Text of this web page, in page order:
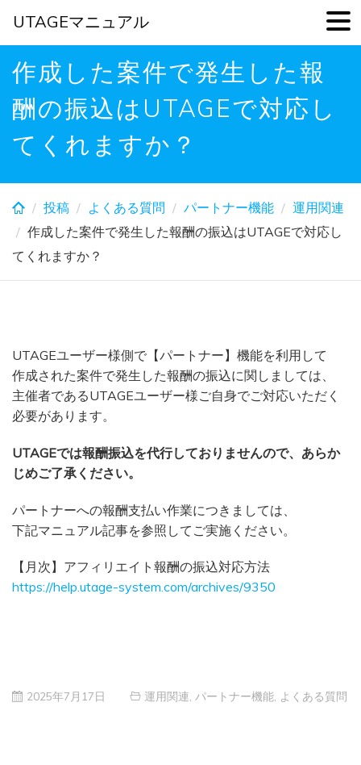
Skip
main
content
作成した案件で発生した報
酬の振込はUTAGEで対応し
てくれますか？
投稿 よくある質問 パートナー機能
運用関連
作成した案件で発生した報酬の振込はUTAGEで対応し
てくれますか？
UTAGEユーザー様側で【パートナー】機能を利用して
作成された案件で発生した報酬の振込に関しましては、
主催者であるUTAGEユーザー様ご自身でご対応いただく
必要があります。
UTAGEでは報酬振込を代行しておりませんので、あらか
じめご了承ください。
パートナーへの報酬支払い作業につきましては、
下記マニュアル記事を参照してご実施ください。
【月次】アフィリエイト報酬の振込対応方法
https://help.utage-system.com/archives/9350
2025年7月17日 運用関連 パートナー機能 よくある質問
UTAGEマニュアル